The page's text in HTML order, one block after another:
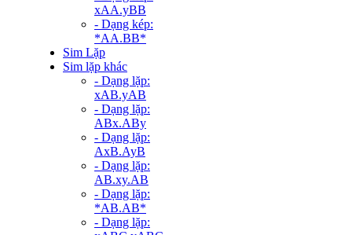
xAA.yBB
- Dạng kép:
*AA.BB*
Sim Lặp
Sim lặp khác
- Dạng lặp:
xAB.yAB
- Dạng lặp:
ABx.ABy
- Dạng lặp:
AxB.AyB
- Dạng lặp:
AB.xy.AB
- Dạng lặp:
*AB.AB*
- Dạng lặp: